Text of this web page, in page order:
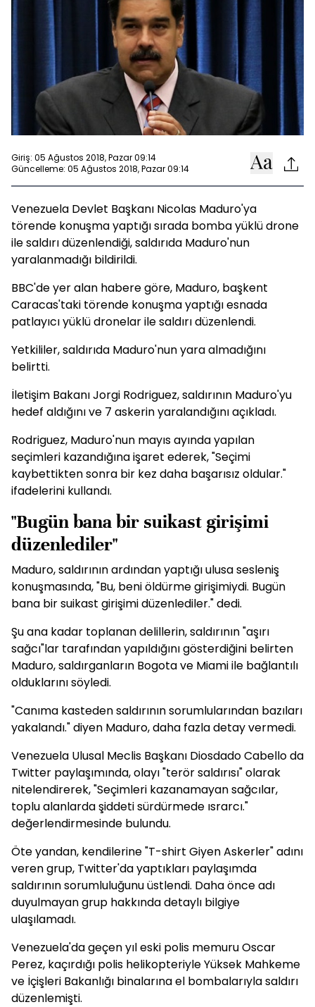
Giriş: 05 Ağustos 2018, Pazar 09:14
Güncelleme: 05 Ağustos 2018, Pazar 09:14
Venezuela Devlet Başkanı Nicolas Maduro'ya
törende konuşma yaptığı sırada bomba yüklü drone
ile saldırı düzenlendiği, saldırıda Maduro'nun
yaralanmadığı bildirildi.
BBC'de yer alan habere göre, Maduro, başkent
Caracas'taki törende konuşma yaptığı esnada
patlayıcı yüklü dronelar ile saldırı düzenlendi.
Yetkililer, saldırıda Maduro'nun yara almadığını
belirtti.
İletişim Bakanı Jorgi Rodriguez, saldırının Maduro'yu
hedef aldığını ve 7 askerin yaralandığını açıkladı.
Rodriguez, Maduro'nun mayıs ayında yapılan
seçimleri kazandığına işaret ederek, "Seçimi
kaybettikten sonra bir kez daha başarısız oldular."
ifadelerini kullandı.
"Bugün bana bir suikast girişimi
düzenlediler"
Maduro, saldırının ardından yaptığı ulusa sesleniş
konuşmasında, "Bu, beni öldürme girişimiydi. Bugün
bana bir suikast girişimi düzenlediler." dedi.
Şu ana kadar toplanan delillerin, saldırının "aşırı
sağcı"lar tarafından yapıldığını gösterdiğini belirten
Maduro, saldırganların Bogota ve Miami ile bağlantılı
olduklarını söyledi.
"Canıma kasteden saldırının sorumlularından bazıları
yakalandı." diyen Maduro, daha fazla detay vermedi.
Venezuela Ulusal Meclis Başkanı Diosdado Cabello da
Twitter paylaşımında, olayı "terör saldırısı" olarak
nitelendirerek, "Seçimleri kazanamayan sağcılar,
toplu alanlarda şiddeti sürdürmede ısrarcı."
değerlendirmesinde bulundu.
Öte yandan, kendilerine "T-shirt Giyen Askerler" adını
veren grup, Twitter'da yaptıkları paylaşımda
saldırının sorumluluğunu üstlendi. Daha önce adı
duyulmayan grup hakkında detaylı bilgiye
ulaşılamadı.
Venezuela'da geçen yıl eski polis memuru Oscar
Perez, kaçırdığı polis helikopteriyle Yüksek Mahkeme
ve İçişleri Bakanlığı binalarına el bombalarıyla saldırı
düzenlemişti.